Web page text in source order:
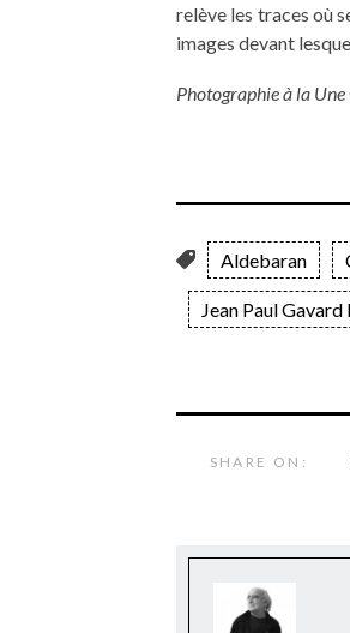
relève les traces où
images devant
Photographie à la
Aldebaran
Jean Paul
SHARE ON: